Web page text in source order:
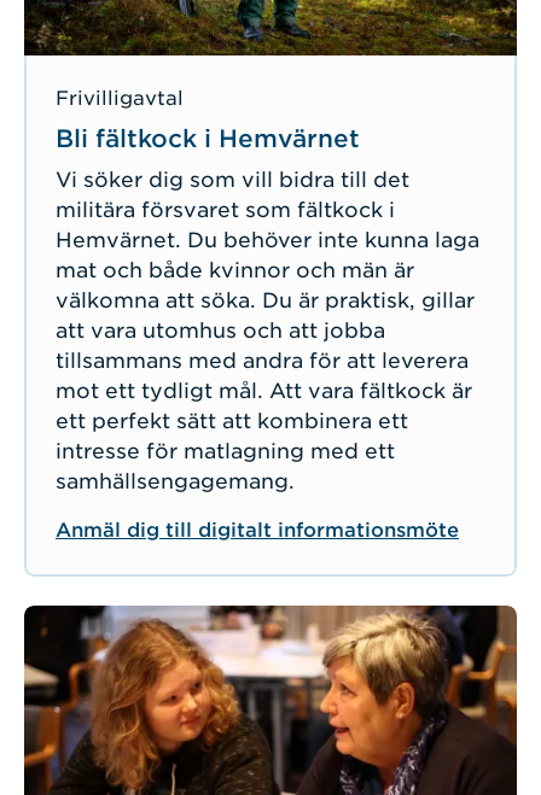
Frivilligavtal
Bli fältkock i Hemvärnet
Vi söker dig som vill bidra till det
militära försvaret som fältkock i
Hemvärnet. Du behöver inte kunna laga
mat och både kvinnor och män är
välkomna att söka. Du är praktisk, gillar
att vara utomhus och att jobba
tillsammans med andra för att leverera
mot ett tydligt mål. Att vara fältkock är
ett perfekt sätt att kombinera ett
intresse för matlagning med ett
samhällsengagemang.
Anmäl dig till digitalt informationsmöte